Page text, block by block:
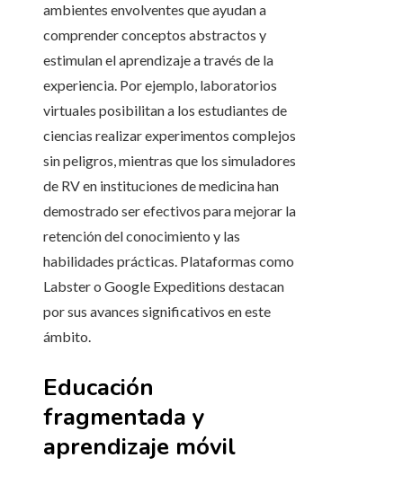
ambientes envolventes que ayudan a
comprender conceptos abstractos y
estimulan el aprendizaje a través de la
experiencia. Por ejemplo, laboratorios
virtuales posibilitan a los estudiantes de
ciencias realizar experimentos complejos
sin peligros, mientras que los simuladores
de RV en instituciones de medicina han
demostrado ser efectivos para mejorar la
retención del conocimiento y las
habilidades prácticas. Plataformas como
Labster o Google Expeditions destacan
por sus avances significativos en este
ámbito.
Educación
fragmentada y
aprendizaje móvil